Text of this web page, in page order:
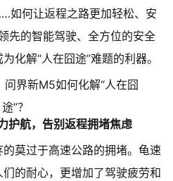
如何让返程之路更加轻松、安
先的智能驾驶、全方位的安全
化解“人在囧途”难题的利器。
护航，告别返程拥堵焦虑
莫过于高速公路的拥堵。龟速
的耐心，更增加了驾驶疲劳和